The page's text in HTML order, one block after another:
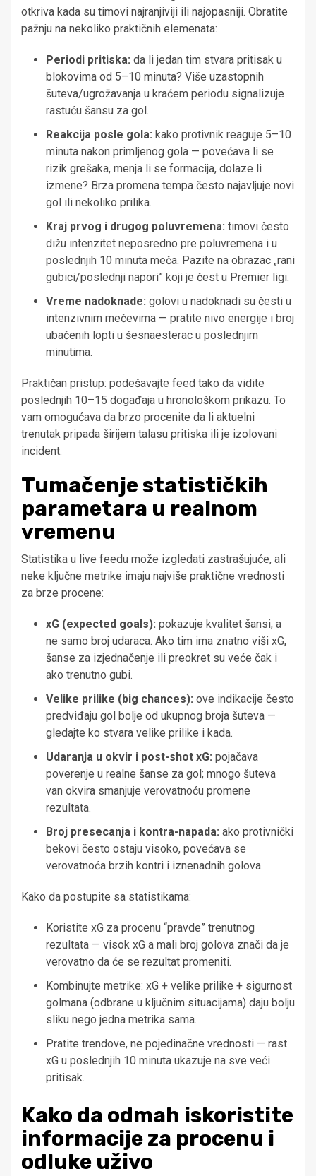
otkriva kada su timovi najranjiviji ili najopasniji. Obratite
pažnju na nekoliko praktičnih elemenata:
Periodi pritiska: da li jedan tim stvara pritisak u
blokovima od 5–10 minuta? Više uzastopnih
šuteva/ugrožavanja u kraćem periodu signalizuje
rastuću šansu za gol.
Reakcija posle gola: kako protivnik reaguje 5–10
minuta nakon primljenog gola — povećava li se
rizik grešaka, menja li se formacija, dolaze li
izmene? Brza promena tempa često najavljuje novi
gol ili nekoliko prilika.
Kraj prvog i drugog poluvremena: timovi često
dižu intenzitet neposredno pre poluvremena i u
poslednjih 10 minuta meča. Pazite na obrazac „rani
gubici/poslednji napori” koji je čest u Premier ligi.
Vreme nadoknade: golovi u nadoknadi su česti u
intenzivnim mečevima — pratite nivo energije i broj
ubačenih lopti u šesnaesterac u poslednjim
minutima.
Praktičan pristup: podešavajte feed tako da vidite
poslednjih 10–15 događaja u hronološkom prikazu. To
vam omogućava da brzo procenite da li aktuelni
trenutak pripada širijem talasu pritiska ili je izolovani
incident.
Tumačenje statističkih
parametara u realnom
vremenu
Statistika u live feedu može izgledati zastrašujuće, ali
neke ključne metrike imaju najviše praktične vrednosti
za brze procene:
xG (expected goals): pokazuje kvalitet šansi, a
ne samo broj udaraca. Ako tim ima znatno viši xG,
šanse za izjednačenje ili preokret su veće čak i
ako trenutno gubi.
Velike prilike (big chances): ove indikacije često
predviđaju gol bolje od ukupnog broja šuteva —
gledajte ko stvara velike prilike i kada.
Udaranja u okvir i post-shot xG: pojačava
poverenje u realne šanse za gol; mnogo šuteva
van okvira smanjuje verovatnoću promene
rezultata.
Broj presecanja i kontra-napada: ako protivnički
bekovi često ostaju visoko, povećava se
verovatnoća brzih kontri i iznenadnih golova.
Kako da postupite sa statistikama:
Koristite xG za procenu “pravde” trenutnog
rezultata — visok xG a mali broj golova znači da je
verovatno da će se rezultat promeniti.
Kombinujte metrike: xG + velike prilike + sigurnost
golmana (odbrane u ključnim situacijama) daju bolju
sliku nego jedna metrika sama.
Pratite trendove, ne pojedinačne vrednosti — rast
xG u poslednjih 10 minuta ukazuje na sve veći
pritisak.
Kako da odmah iskoristite
informacije za procenu i
odluke uživo